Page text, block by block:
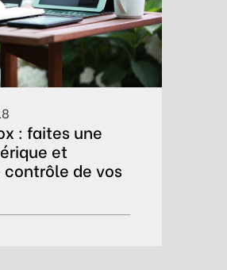
: faites une
et
contrôle de vos